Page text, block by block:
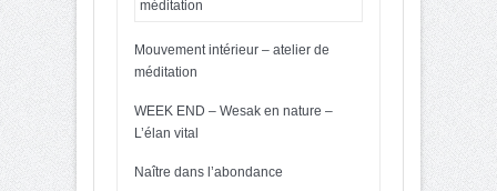
Mouvement intérieur – atelier de
méditation
WEEK END – Wesak en nature –
L’élan vital
Naître dans l’abondance